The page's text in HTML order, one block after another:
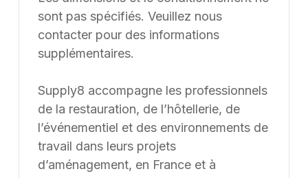
sont pas spécifiés. Veuillez nous
contacter pour des informations
supplémentaires.
Supply8 accompagne les professionnels
de la restauration, de l’hôtellerie, de
l’événementiel et des environnements de
travail dans leurs projets
d’aménagement, en France et à